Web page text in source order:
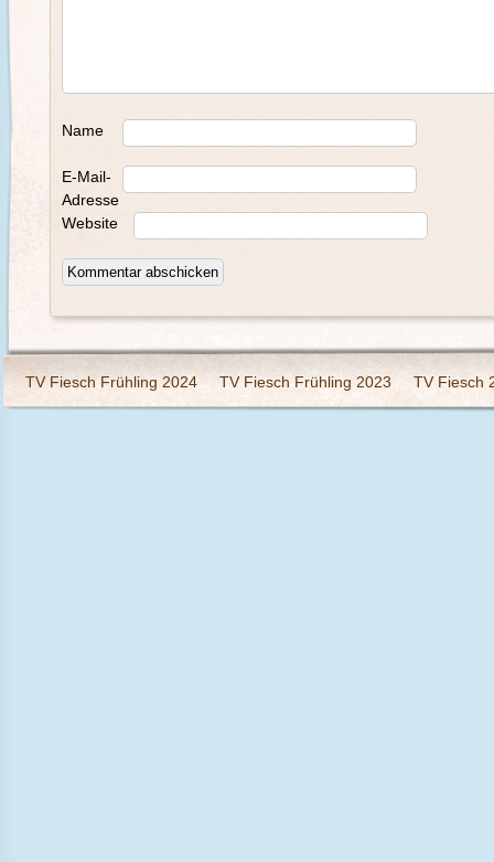
Name
E-Mail-
Adresse
Website
TV Fiesch Frühling 2024 TV Fiesch Frühling 2023 TV Fiesch